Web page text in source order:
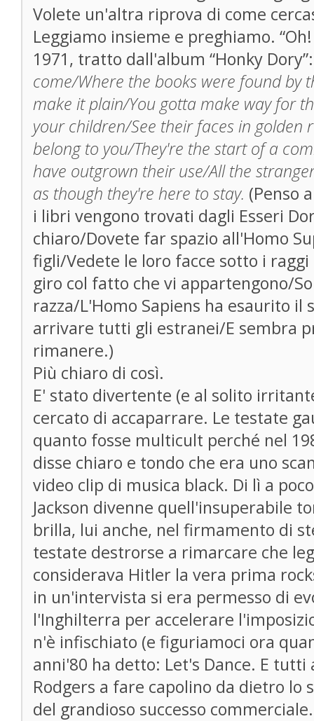
Volete un'altra riprova di come
Leggiamo insieme e preghiamo.
1971, tratto dall'album “Honky
come/Where the books were found by
make it plain/You gotta make way for
your children/See their faces in golden
belong to you/They're the start of a
have outgrown their use/All the
as though they're here to stay. (Penso
i libri vengono trovati dagli Esseri
chiaro/Dovete far spazio all'Homo
figli/Vedete le loro facce sotto i
giro col fatto che vi appartengono/
razza/L'Homo Sapiens ha esaurito il
arrivare tutti gli estranei/E sembra
rimanere.)
Più chiaro di così.
E' stato divertente (e al solito
cercato di accaparrare. Le testate
quanto fosse multicult perché nel
disse chiaro e tondo che era uno
video clip di musica black. Di lì a
Jackson divenne quell'insuperabile
brilla, lui anche, nel firmamento di
testate destrorse a rimarcare che
considerava Hitler la vera prima
in un'intervista si era permesso di
l'Inghilterra per accelerare
n'è infischiato (e figuriamoci ora
anni'80 ha detto: Let's Dance. E
Rodgers a fare capolino da dietro lo
del grandioso successo